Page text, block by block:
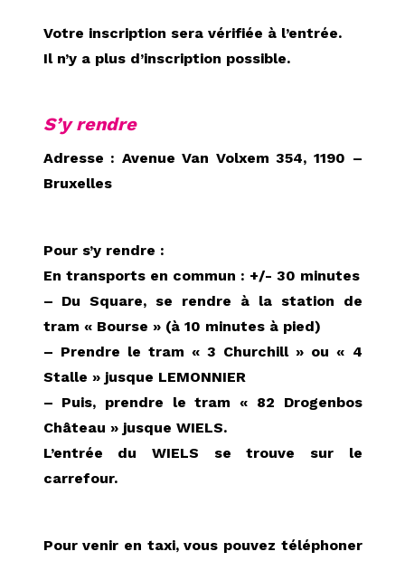
Votre inscription sera vérifiée à l’entrée.
Il n’y a plus d’inscription possible.
S’y rendre
Adresse : Avenue Van Volxem 354, 1190 –
Bruxelles
Pour s’y rendre :
En transports en commun : +/- 30 minutes
– Du Square, se rendre à la station de
tram « Bourse » (à 10 minutes à pied)
– Prendre le tram « 3 Churchill » ou « 4
Stalle » jusque LEMONNIER
– Puis, prendre le tram « 82 Drogenbos
Château » jusque WIELS.
L’entrée du WIELS se trouve sur le
carrefour.
Pour venir en taxi, vous pouvez téléphoner